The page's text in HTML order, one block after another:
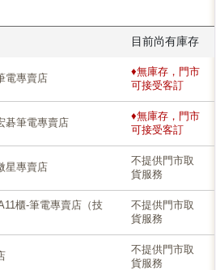
目前尚有庫存
電專賣店
♦無庫存，門市
可接受客訂
碁筆電專賣店
♦無庫存，門市
可接受客訂
星專賣店
不提供門市取
貨服務
櫃-筆電專賣店（技
不提供門市取
貨服務
不提供門市取
貨服務